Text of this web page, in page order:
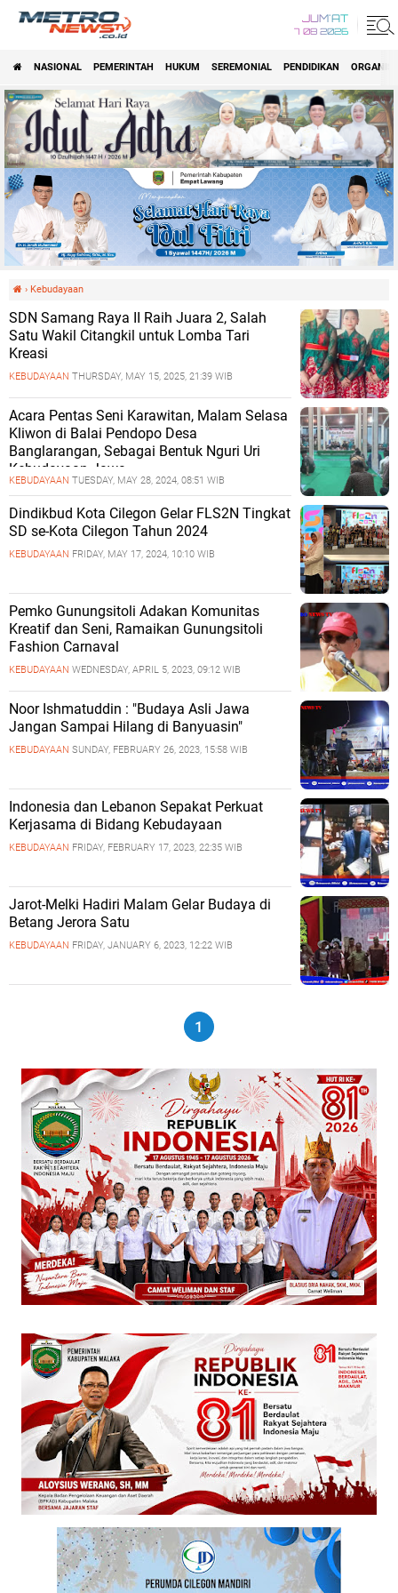
JUM'AT
7 08 2026
NASIONAL PEMERINTAH HUKUM SEREMONIAL PENDIDIKAN
› Kebudayaan
SDN Samang Raya II Raih Juara 2, Salah
Satu Wakil Citangkil untuk Lomba Tari
Kreasi
KEBUDAYAAN THURSDAY, MAY 15, 2025, 21:39 WIB
Acara Pentas Seni Karawitan, Malam Selasa
Kliwon di Balai Pendopo Desa
Banglarangan, Sebagai Bentuk Nguri Uri
Kebudayaan Jawa
KEBUDAYAAN TUESDAY, MAY 28, 2024, 08:51 WIB
Dindikbud Kota Cilegon Gelar FLS2N Tingkat
SD se-Kota Cilegon Tahun 2024
KEBUDAYAAN FRIDAY, MAY 17, 2024, 10:10 WIB
Pemko Gunungsitoli Adakan Komunitas
Kreatif dan Seni, Ramaikan Gunungsitoli
Fashion Carnaval
KEBUDAYAAN WEDNESDAY, APRIL 5, 2023, 09:12 WIB
Noor Ishmatuddin : "Budaya Asli Jawa
Jangan Sampai Hilang di Banyuasin"
KEBUDAYAAN SUNDAY, FEBRUARY 26, 2023, 15:58 WIB
Indonesia dan Lebanon Sepakat Perkuat
Kerjasama di Bidang Kebudayaan
KEBUDAYAAN FRIDAY, FEBRUARY 17, 2023, 22:35 WIB
Jarot-Melki Hadiri Malam Gelar Budaya di
Betang Jerora Satu
KEBUDAYAAN FRIDAY, JANUARY 6, 2023, 12:22 WIB
1